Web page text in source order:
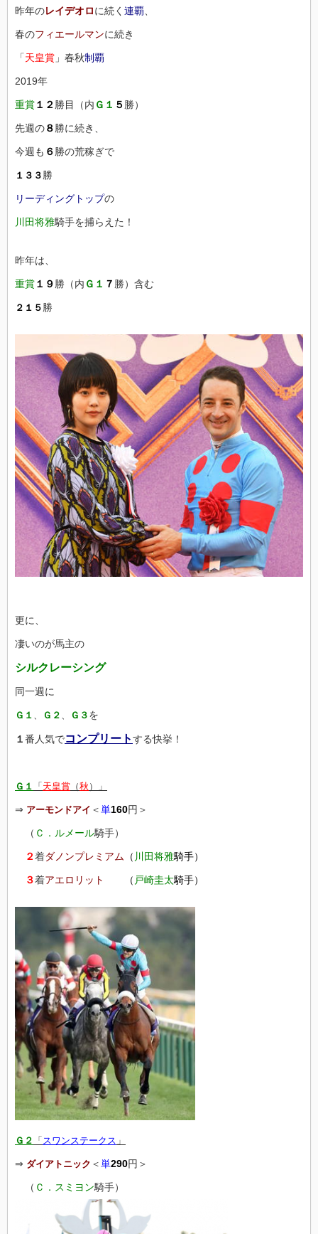
昨年のレイデオロに続く 連覇
春のフィエールマンに続き
「天皇賞 」春秋制覇
2019年
重賞１２ 勝目（内 Ｇ１ ５ 勝）
先週の８勝に続き、
今週も ６ 勝の荒稼ぎで
１３３ 勝
リーディングトップの
川田将雅騎手を捕らえた！
昨年は、
重賞１９勝（内 Ｇ１ ７ 勝）含む
２１５ 勝
更に、
凄いのが馬主の
シルクレーシング
同一週に
Ｇ１ Ｇ２ Ｇ３ を
１番人気でコンプリートする快挙！
Ｇ１ 「天皇賞 （秋 ）」
⇒ アーモンドアイ ＜単160円＞
（ Ｃ．ルメール騎手）
２着ダノンプレミアム （ 川田将雅騎手）
３着アエロリット （ 戸崎圭太騎手）
Ｇ２ 「 スワンステークス 」
⇒ ダイアトニック ＜単290円＞
（ Ｃ．スミヨン騎手）